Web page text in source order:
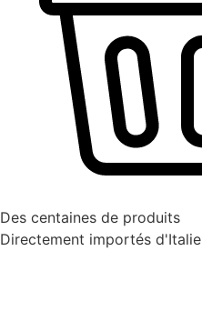
Des centaines de produits
Directement importés d'Italie